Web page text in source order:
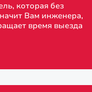
которая без
Вам инженера,
время выезда